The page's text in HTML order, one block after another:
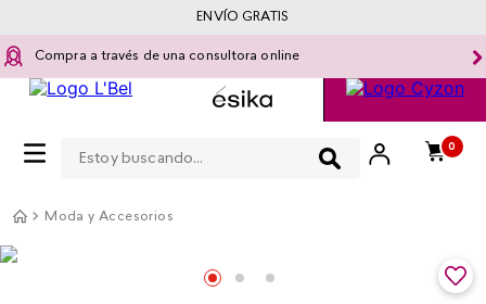
Compra a través de una consultora online
0
ENVÍO GRATIS
Moda y Accesorios